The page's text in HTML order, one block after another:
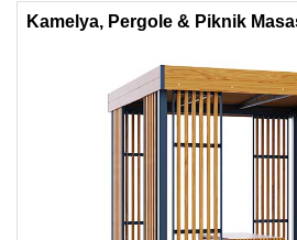
Kamelya, Pergole & Piknik